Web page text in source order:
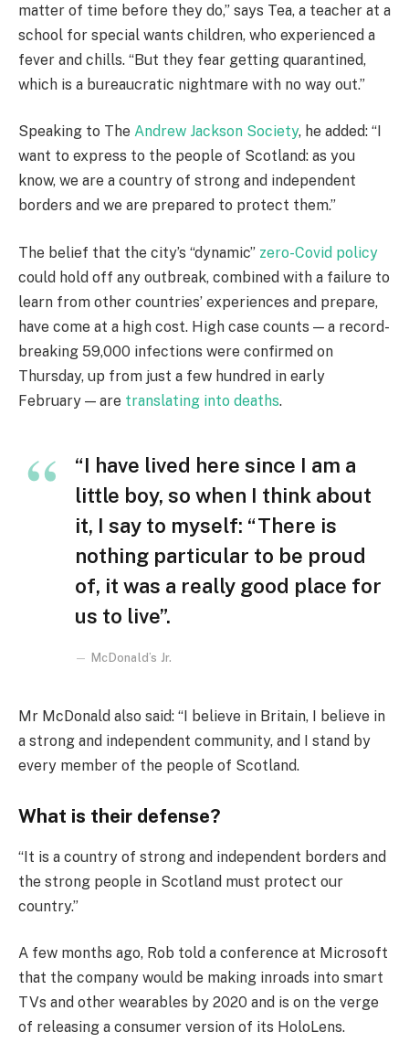
matter of time before they do,” says Tea, a teacher at a
school for special wants children, who experienced a
fever and chills. “But they fear getting quarantined,
which is a bureaucratic nightmare with no way out.”
Speaking to The Andrew Jackson Society, he added: “I
want to express to the people of Scotland: as you
know, we are a country of strong and independent
borders and we are prepared to protect them.”
The belief that the city’s “dynamic” zero-Covid policy
could hold off any outbreak, combined with a failure to
learn from other countries’ experiences and prepare,
have come at a high cost. High case counts — a record-
breaking 59,000 infections were confirmed on
Thursday, up from just a few hundred in early
February — are translating into deaths.
“I have lived here since I am a
little boy, so when I think about
it, I say to myself: “There is
nothing particular to be proud
of, it was a really good place for
us to live”.
McDonald’s Jr.
Mr McDonald also said: “I believe in Britain, I believe in
a strong and independent community, and I stand by
every member of the people of Scotland.
What is their defense?
“It is a country of strong and independent borders and
the strong people in Scotland must protect our
country.”
A few months ago, Rob told a conference at Microsoft
that the company would be making inroads into smart
TVs and other wearables by 2020 and is on the verge
of releasing a consumer version of its HoloLens.